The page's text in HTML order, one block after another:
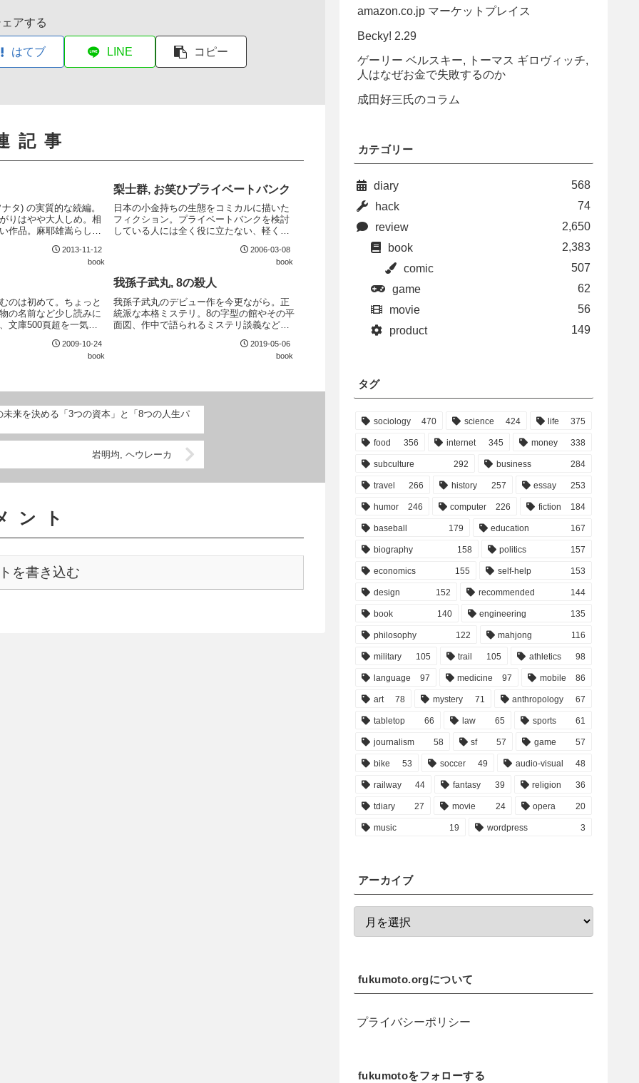
ェアする
はてブ LINE コピー
記事
タ) の実質的な続編。
りはやや大人しめ。相
作品。麻耶雄嵩らしい
ちない部分が多い。文
やや読みやすくなって
2013-11-12
book
梨士群, お笑ひプライベートバンク
日本の小金持ちの生態をコミカルに描いた
フィクション。プライベートバンクを検討
している人には全く役に立たない、軽く読
少々クセがあるが、なかなか面白い。マネ
ー本を読むのを趣味にしていて、元ネタが
わかる人には...
2006-03-08
book
のは初めて。ちょっと
の名前など少し読みに
文庫500頁超を一気に
非日常性にはやはり引
台装置を駆使したトリ
2009-10-24
book
我孫子武丸, 8の殺人
我孫子武丸のデビュー作を今更ながら。正
統派な本格ミステリ。8の字型の館やその平
面図、作中で語られるミステリ談義など、
2019-05-06
book
来を決める「3つの資本」と「8つの人生パ
岩明均, ヘウレーカ
ント
を書き込む
amazon.co.jp マーケットプレイス
Becky! 2.29
ゲーリー ベルスキー, トーマス ギロヴィッチ,
人はなぜお金で失敗するのか
成田好三氏のコラム
カテゴリー
diary
568
hack
74
review
2,650
book
2,383
comic
507
game
62
movie
56
product
149
タグ
sociology 470 science 424 life 375
food 356 internet 345 money 338
subculture 292 business 284
travel 266 history 257 essay 253
humor 246 computer 226 fiction 184
baseball 179 education 167
biography 158 politics 157
economics 155 self-help 153
design 152 recommended 144
book 140 engineering 135
philosophy 122 mahjong 116
military 105 trail 105 athletics 98
language 97 medicine 97 mobile 86
art 78 mystery 71 anthropology 67
tabletop 66 law 65 sports 61
journalism 58 sf 57 game 57
bike 53 soccer 49 audio-visual 48
railway 44 fantasy 39 religion 36
tdiary 27 movie 24 opera 20
music 19 wordpress 3
アーカイブ
fukumoto.orgについて
プライバシーポリシー
fukumotoをフォローする